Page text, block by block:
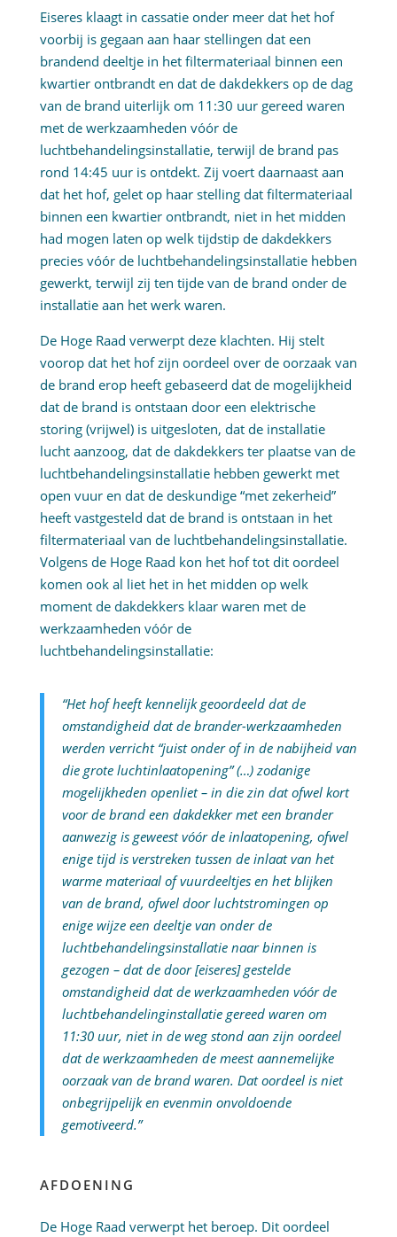
Eiseres klaagt in cassatie onder meer dat het hof
voorbij is gegaan aan haar stellingen dat een
brandend deeltje in het filtermateriaal binnen een
kwartier ontbrandt en dat de dakdekkers op de dag
van de brand uiterlijk om 11:30 uur gereed waren
met de werkzaamheden vóór de
luchtbehandelingsinstallatie, terwijl de brand pas
rond 14:45 uur is ontdekt. Zij voert daarnaast aan
dat het hof, gelet op haar stelling dat filtermateriaal
binnen een kwartier ontbrandt, niet in het midden
had mogen laten op welk tijdstip de dakdekkers
precies vóór de luchtbehandelingsinstallatie hebben
gewerkt, terwijl zij ten tijde van de brand onder de
installatie aan het werk waren.
De Hoge Raad verwerpt deze klachten. Hij stelt
voorop dat het hof zijn oordeel over de oorzaak van
de brand erop heeft gebaseerd dat de mogelijkheid
dat de brand is ontstaan door een elektrische
storing (vrijwel) is uitgesloten, dat de installatie
lucht aanzoog, dat de dakdekkers ter plaatse van de
luchtbehandelingsinstallatie hebben gewerkt met
open vuur en dat de deskundige “met zekerheid”
heeft vastgesteld dat de brand is ontstaan in het
filtermateriaal van de luchtbehandelingsinstallatie.
Volgens de Hoge Raad kon het hof tot dit oordeel
komen ook al liet het in het midden op welk
moment de dakdekkers klaar waren met de
werkzaamheden vóór de
luchtbehandelingsinstallatie:
“Het hof heeft kennelijk geoordeeld dat de
omstandigheid dat de brander-werkzaamheden
werden verricht “juist onder of in de nabijheid van
die grote luchtinlaatopening” (…) zodanige
mogelijkheden openliet – in die zin dat ofwel kort
voor de brand een dakdekker met een brander
aanwezig is geweest vóór de inlaatopening, ofwel
enige tijd is verstreken tussen de inlaat van het
warme materiaal of vuurdeeltjes en het blijken
van de brand, ofwel door luchtstromingen op
enige wijze een deeltje van onder de
luchtbehandelingsinstallatie naar binnen is
gezogen – dat de door [eiseres] gestelde
omstandigheid dat de werkzaamheden vóór de
luchtbehandelinginstallatie gereed waren om
11:30 uur, niet in de weg stond aan zijn oordeel
dat de werkzaamheden de meest aannemelijke
oorzaak van de brand waren. Dat oordeel is niet
onbegrijpelijk en evenmin onvoldoende
gemotiveerd.”
AFDOENING
De Hoge Raad verwerpt het beroep. Dit oordeel